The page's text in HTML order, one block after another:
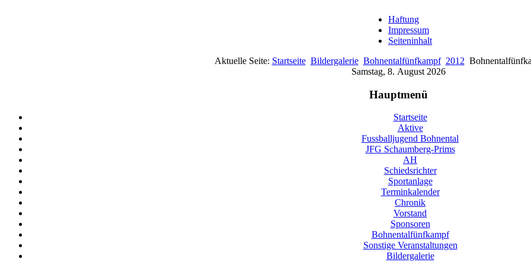
Haftung
Impressum
Seiteninhalt
Aktuelle Seite: Startseite Bildergalerie Bohnentalfünfkampf 2012
Samstag, 8. August 2026
Hauptmenü
Startseite
Aktive
Fussballjugend Bohnental
JFG Schaumberg-Prims
AH
Schiedsrichter
Sportanlage
Terminkalender
Chronik
Vorstand
Sponsoren
Bohnentalfünfkampf
Sonstige Veranstaltungen
Bildergalerie